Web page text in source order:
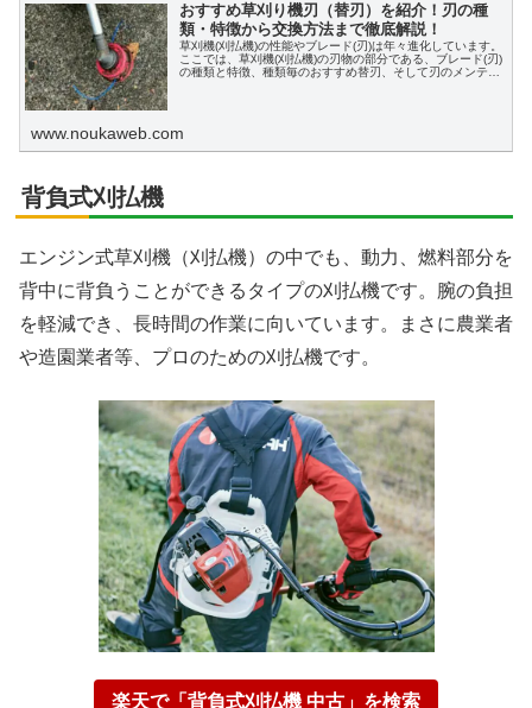
おすすめ草刈り機刃（替刃）を紹介！刃の種
類・特徴から交換方法まで徹底解説！
草刈機(刈払機)の性能やブレード(刃)は年々進化しています。
ここでは、草刈機(刈払機)の刃物の部分である、ブレード(刃)
の種類と特徴、種類毎のおすすめ替刃、そして刃のメンテナ
www.noukaweb.com
背負式刈払機
エンジン式草刈機（刈払機）の中でも、動力、燃料部分を
背中に背負うことができるタイプの刈払機です。腕の負担
を軽減でき、長時間の作業に向いています。まさに農業者
や造園業者等、プロのための刈払機です。
楽天で「背負式刈払機 中古」を検索